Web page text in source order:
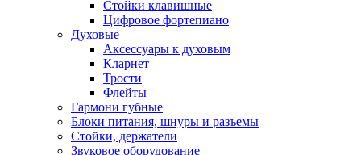
Стойки клавишные
Цифровое фортепиано
Духовые
Аксессуары к духовым
Кларнет
Трости
Флейты
Гармони губные
Блоки питания, шнуры и разъемы
Стойки, держатели
Звуковое оборудование